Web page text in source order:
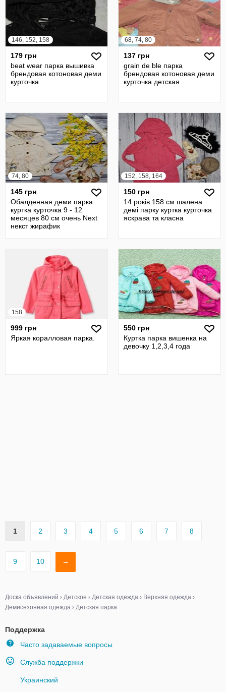
146, 152, 158
179 грн
beat wear парка вышивка
брендовая котоновая деми
курточка
68, 74, 80
137 грн
grain de ble парка
брендовая котоновая деми
курточка детская
74, 80
145 грн
Обалденная деми парка
куртка курточка 9 - 12
месяцев 80 см очень Next
некст жирафик
152, 158, 164
150 грн
14 років 158 см шалена
демі парку куртка курточка
яскрава та класна
158
999 грн
Яркая коралловая парка.
550 грн
Куртка парка вишенка на
девочку 1,2,3,4 года
1 2 3 4 5 6 7 8
9 10 →
Доска объявлений › Детское › Детская одежда › Верхняя одежда ›
Демисезонная одежда › Детская парка
Поддержка
Часто задаваемые вопросы
Служба поддержки
Украинский